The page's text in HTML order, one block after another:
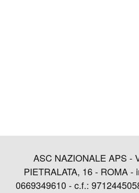
ASC NAZIONALE APS -
PIETRALATA, 16 - ROMA -
0669349610 - c.f.: